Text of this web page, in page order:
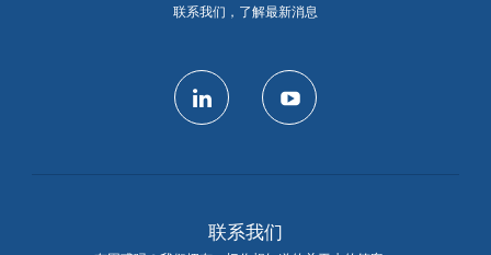
联系我们，了解最新消息
联系我们